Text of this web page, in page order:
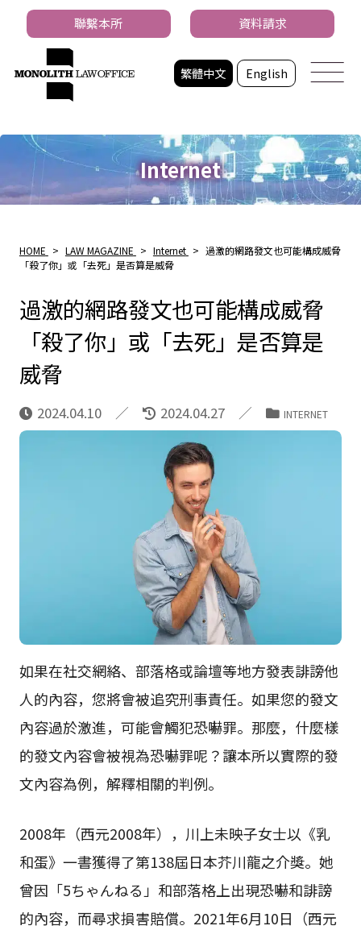
繁體中文 English
聯繫本所 資料請求
Internet
HOME > LAW MAGAZINE > Internet > 過激的網路發文也可能構成威脅
「殺了你」或「去死」是否算是威脅
過激的網路發文也可能構成威脅
「殺了你」或「去死」是否算是
威脅
2024.04.10 2024.04.27 INTERNET
如果在社交網絡、部落格或論壇等地方發表誹謗他
人的內容，您將會被追究刑事責任。如果您的發文
內容過於激進，可能會觸犯恐嚇罪。那麼，什麼樣
的發文內容會被視為恐嚇罪呢？讓本所以實際的發
文內容為例，解釋相關的判例。
2008年（西元2008年），川上未映子女士以《乳
和蛋》一書獲得了第138屆日本芥川龍之介獎。她
曾因「5ちゃんねる」和部落格上出現恐嚇和誹謗
的內容，而尋求損害賠償。2021年6月10日（西元